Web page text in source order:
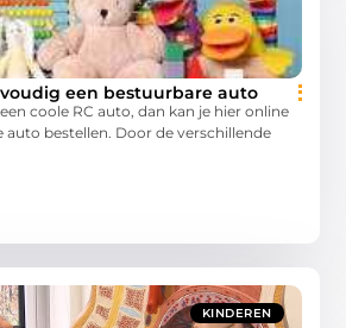
een bestuurbare auto
coole RC auto, dan kan je hier online
auto bestellen. Door de verschillende
KINDEREN